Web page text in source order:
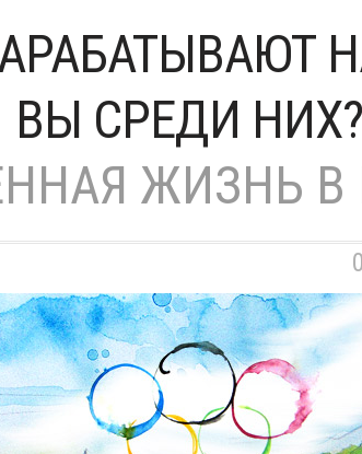
ВЫ СРЕДИ НИХ?
ЖИЗНЬ В